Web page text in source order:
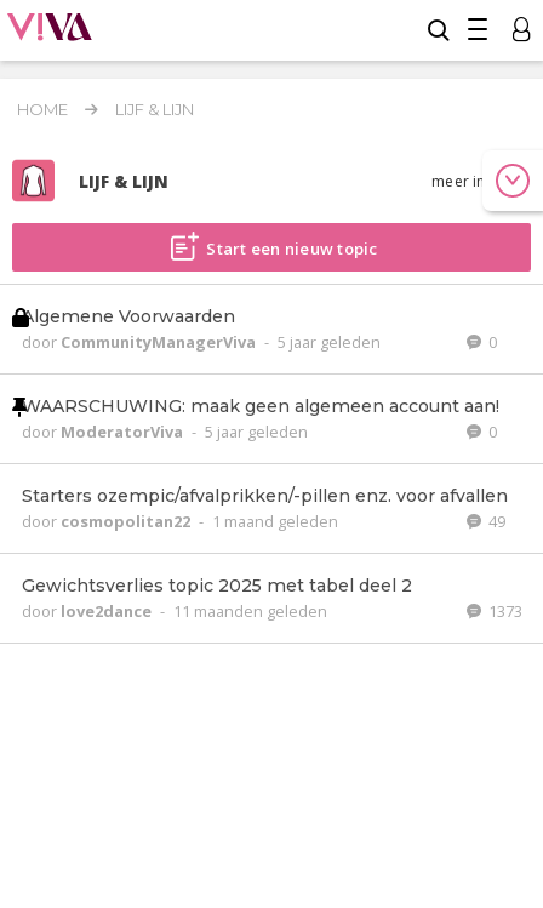
HOME LIJF & LIJN
LIJF & LIJN meer info
Start een nieuw topic
Algemene Voorwaarden
door CommunityManagerViva - 5 jaar geleden 0
WAARSCHUWING: maak geen algemeen account aan!
door ModeratorViva - 5 jaar geleden 0
Starters ozempic/afvalprikken/-pillen enz. voor afvallen
door cosmopolitan22 - 1 maand geleden 49
Gewichtsverlies topic 2025 met tabel deel 2
door love2dance - 11 maanden geleden 1373